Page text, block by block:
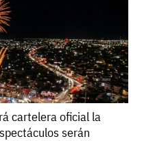
cartelera oficial la
serán